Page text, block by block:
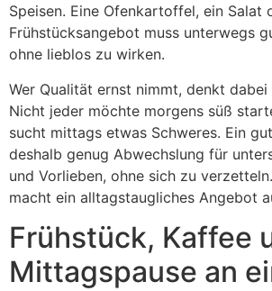
Speisen. Eine Ofenkartoffel, ein Salat
Frühstücksangebot muss unterwegs
ohne lieblos zu wirken.
Wer Qualität ernst nimmt, denkt dabei
Nicht jeder möchte morgens süß
sucht mittags etwas Schweres. Ein
deshalb genug Abwechslung für
und Vorlieben, ohne sich zu
macht ein alltagstaugliches Angebot
Frühstück, Kaffee
Mittagspause an